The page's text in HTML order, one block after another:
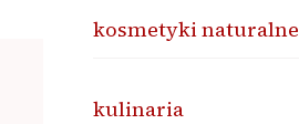
kosmetyki naturalne
kulinaria